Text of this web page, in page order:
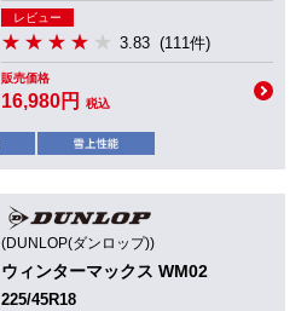
レビュー
3.83 (111件)
販売価格
16,980円 税込
(DUNLOP(ダンロップ))
ウィンターマックス WM02
225/45R18